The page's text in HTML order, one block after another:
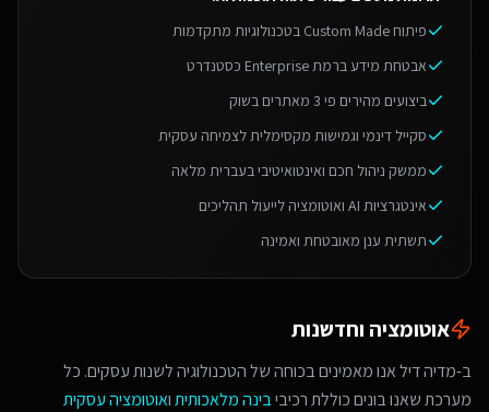
פיתוח Custom Made בטכנולוגיות מתקדמות
אבטחת מידע ברמת Enterprise כסטנדרט
ביצועים מהירים פי 3 מאתרים בשוק
סקייל דינמי וגמישות מקסימלית לצמיחה עסקית
ממשק ניהול חכם ואינטואיטיבי בעברית מלאה
אינטגרציות AI ואוטומציה לייעול תהליכים
תשתית ענן מאובטחת ואמינה
אוטומציה וחדשנות
ב-מדיה דיל אנו מאמינים בכוחה של הטכנולוגיה לשנות עסקים. כל
מערכת שאנו בונים כוללת רכיביבינה מלאכותיתואוטומציה עסקית